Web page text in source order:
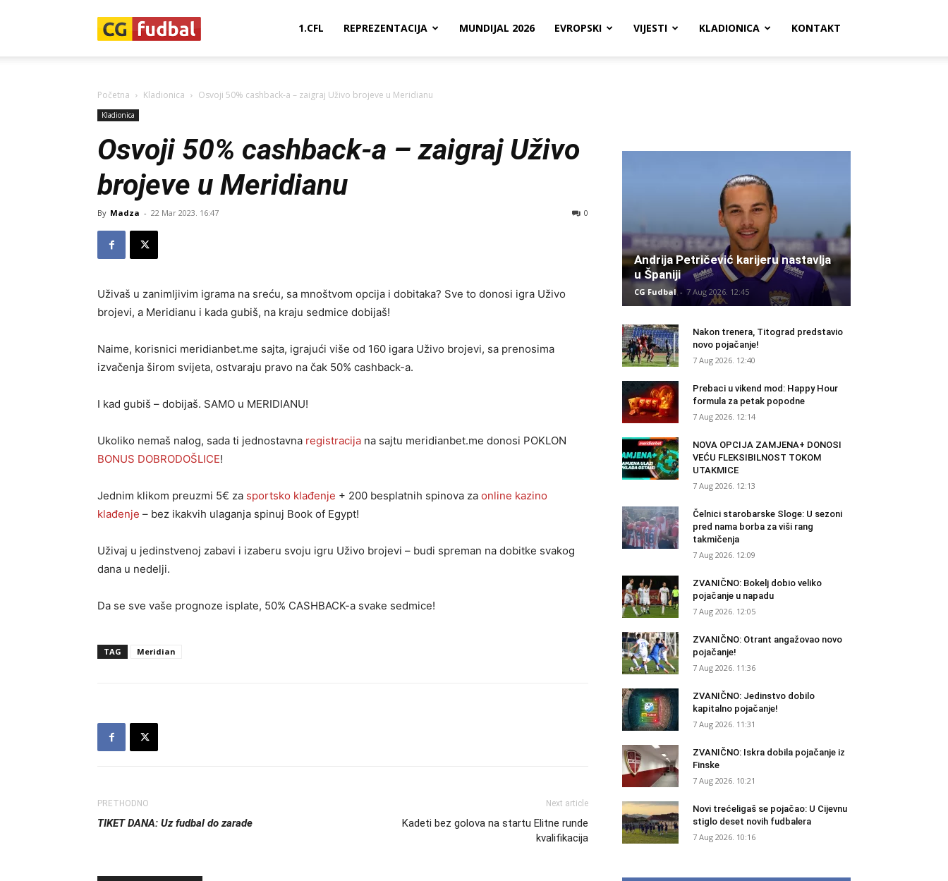
1.CFL REPREZENTACIJA MUNDIJAL 2026 EVROPSKI VIJESTI KLADIONICA KONTAKT
Početna Kladionica Osvoji 50% cashback-a – zaigraj Uživo brojeve u Meridianu
Kladionica
Osvoji 50% cashback-a – zaigraj Uživo
brojeve u Meridianu
By Madza - 22 Mar 2023. 16:47 0
Uživaš u zanimljivim igrama na sreću, sa mnoštvom opcija i dobitaka? Sve to donosi igra Uživo
brojevi, a Meridianu i kada gubiš, na kraju sedmice dobijaš!
Naime, korisnici meridianbet.me sajta, igrajući više od 160 igara Uživo brojevi, sa prenosima
izvačenja širom svijeta, ostvaraju pravo na čak 50% cashback-a.
I kad gubiš – dobijaš. SAMO u MERIDIANU!
Ukoliko nemaš nalog, sada ti jednostavna registracija na sajtu meridianbet.me donosi POKLON
BONUS DOBRODOŠLICE!
Jednim klikom preuzmi 5€ za sportsko klađenje + 200 besplatnih spinova za online kazino
klađenje – bez ikakvih ulaganja spinuj Book of Egypt!
Uživaj u jedinstvenoj zabavi i izaberu svoju igru Uživo brojevi – budi spreman na dobitke svakog
dana u nedelji.
Da se sve vaše prognoze isplate, 50% CASHBACK-a svake sedmice!
TAG Meridian
PRETHODNO
TIKET DANA: Uz fudbal do zarade
Next article
Kadeti bez golova na startu Elitne runde
kvalifikacija
Andrija Petričević karijeru nastavlja
u Španiji
CG Fudbal - 7 Aug 2026. 12:45
Nakon trenera, Titograd predstavio
novo pojačanje!
7 Aug 2026. 12:40
Prebaci u vikend mod: Happy Hour
formula za petak popodne
7 Aug 2026. 12:14
NOVA OPCIJA ZAMJENA+ DONOSI
VEĆU FLEKSIBILNOST TOKOM
UTAKMICE
7 Aug 2026. 12:13
Čelnici starobarske Sloge: U sezoni
pred nama borba za viši rang
takmičenja
7 Aug 2026. 12:09
ZVANIČNO: Bokelj dobio veliko
pojačanje u napadu
7 Aug 2026. 12:05
ZVANIČNO: Otrant angažovao novo
pojačanje!
7 Aug 2026. 11:36
ZVANIČNO: Jedinstvo dobilo
kapitalno pojačanje!
7 Aug 2026. 11:31
ZVANIČNO: Iskra dobila pojačanje iz
Finske
7 Aug 2026. 10:21
Novi trećeligaš se pojačao: U Cijevnu
stiglo deset novih fudbalera
7 Aug 2026. 10:16